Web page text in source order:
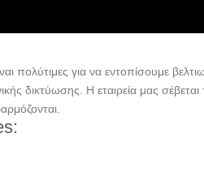
για να εντοπίσουμε
δικτύωσης. H εταιρεία μας